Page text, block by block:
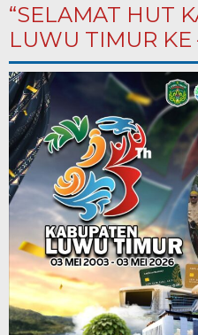
“SELAMAT HUT
LUWU TIMUR KE